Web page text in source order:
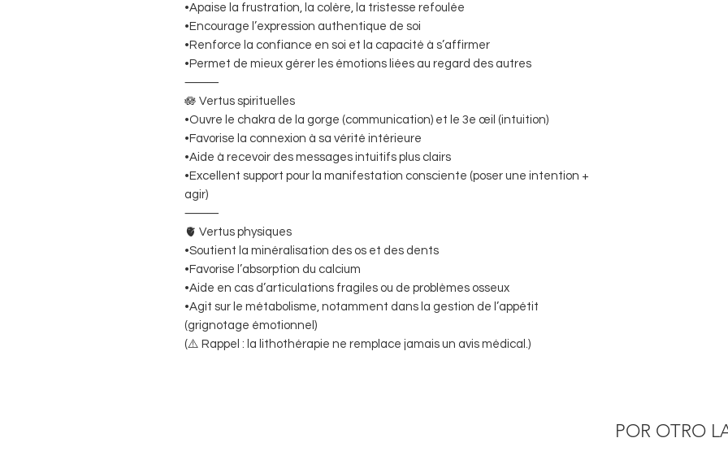
•Apaise la frustration, la colère, la tristesse refoulée
•Encourage l’expression authentique de soi
•Renforce la confiance en soi et la capacité à s’affirmer
•Permet de mieux gérer les émotions liées au regard des autres
⸻
🪷 Vertus spirituelles
•Ouvre le chakra de la gorge (communication) et le 3e œil (intuition)
•Favorise la connexion à sa vérité intérieure
•Aide à recevoir des messages intuitifs plus clairs
•Excellent support pour la manifestation consciente (poser une intention +
agir)
⸻
🫀 Vertus physiques
•Soutient la minéralisation des os et des dents
•Favorise l’absorption du calcium
•Aide en cas d’articulations fragiles ou de problèmes osseux
•Agit sur le métabolisme, notamment dans la gestion de l’appétit
(grignotage émotionnel)
(⚠️ Rappel : la lithothérapie ne remplace jamais un avis médical.)
POR OTRO